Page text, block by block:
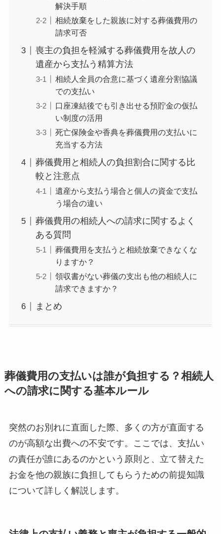
解決手順
相続放棄をした親族に対する葬儀費用の
請求可否
喪主の負担を軽減する葬儀費用を故人の
遺産から支払う精算方法
相続人全員の合意に基づく遺産分割協議
での支払い
口座凍結後でも引き出せる預貯金の仮払
い制度の活用
死亡保険金や香典を葬儀費用の支払いに
充当する方法
葬儀費用と相続人の負担割合に関する比
較と注意点
遺産から支払う場合と個人の資金で支払
う場合の違い
葬儀費用の相続人への請求に関するよく
ある質問
葬儀費用を支払うと相続放棄できなくな
りますか？
領収書がない葬儀の支出も他の相続人に
請求できますか？
まとめ
葬儀費用の支払いは誰が負担する？相続人
への請求に関する基本ルール
突然のお別れに直面した際、多くの方が直面する
のが高額な出費への不安です。ここでは、支払い
の責任が誰にあるのかという原則と、立て替えた
お金を他の親族に負担してもらうための前提知識
について詳しく解説します。